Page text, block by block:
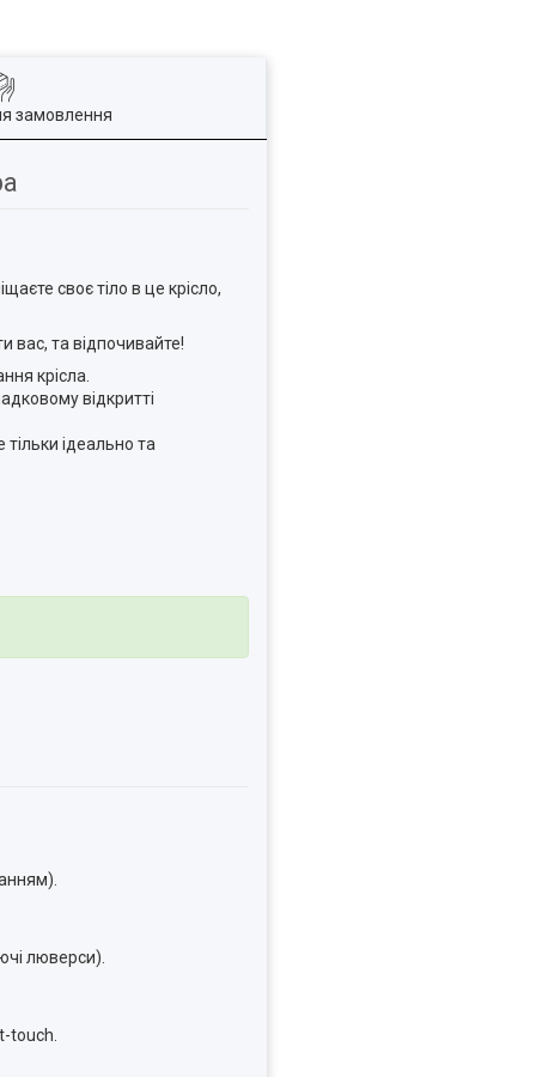
замовлення
своє тіло в це крісло,
вас, та відпочивайте!
крісла.
відкритті
ідеально та
люверси).
touch.